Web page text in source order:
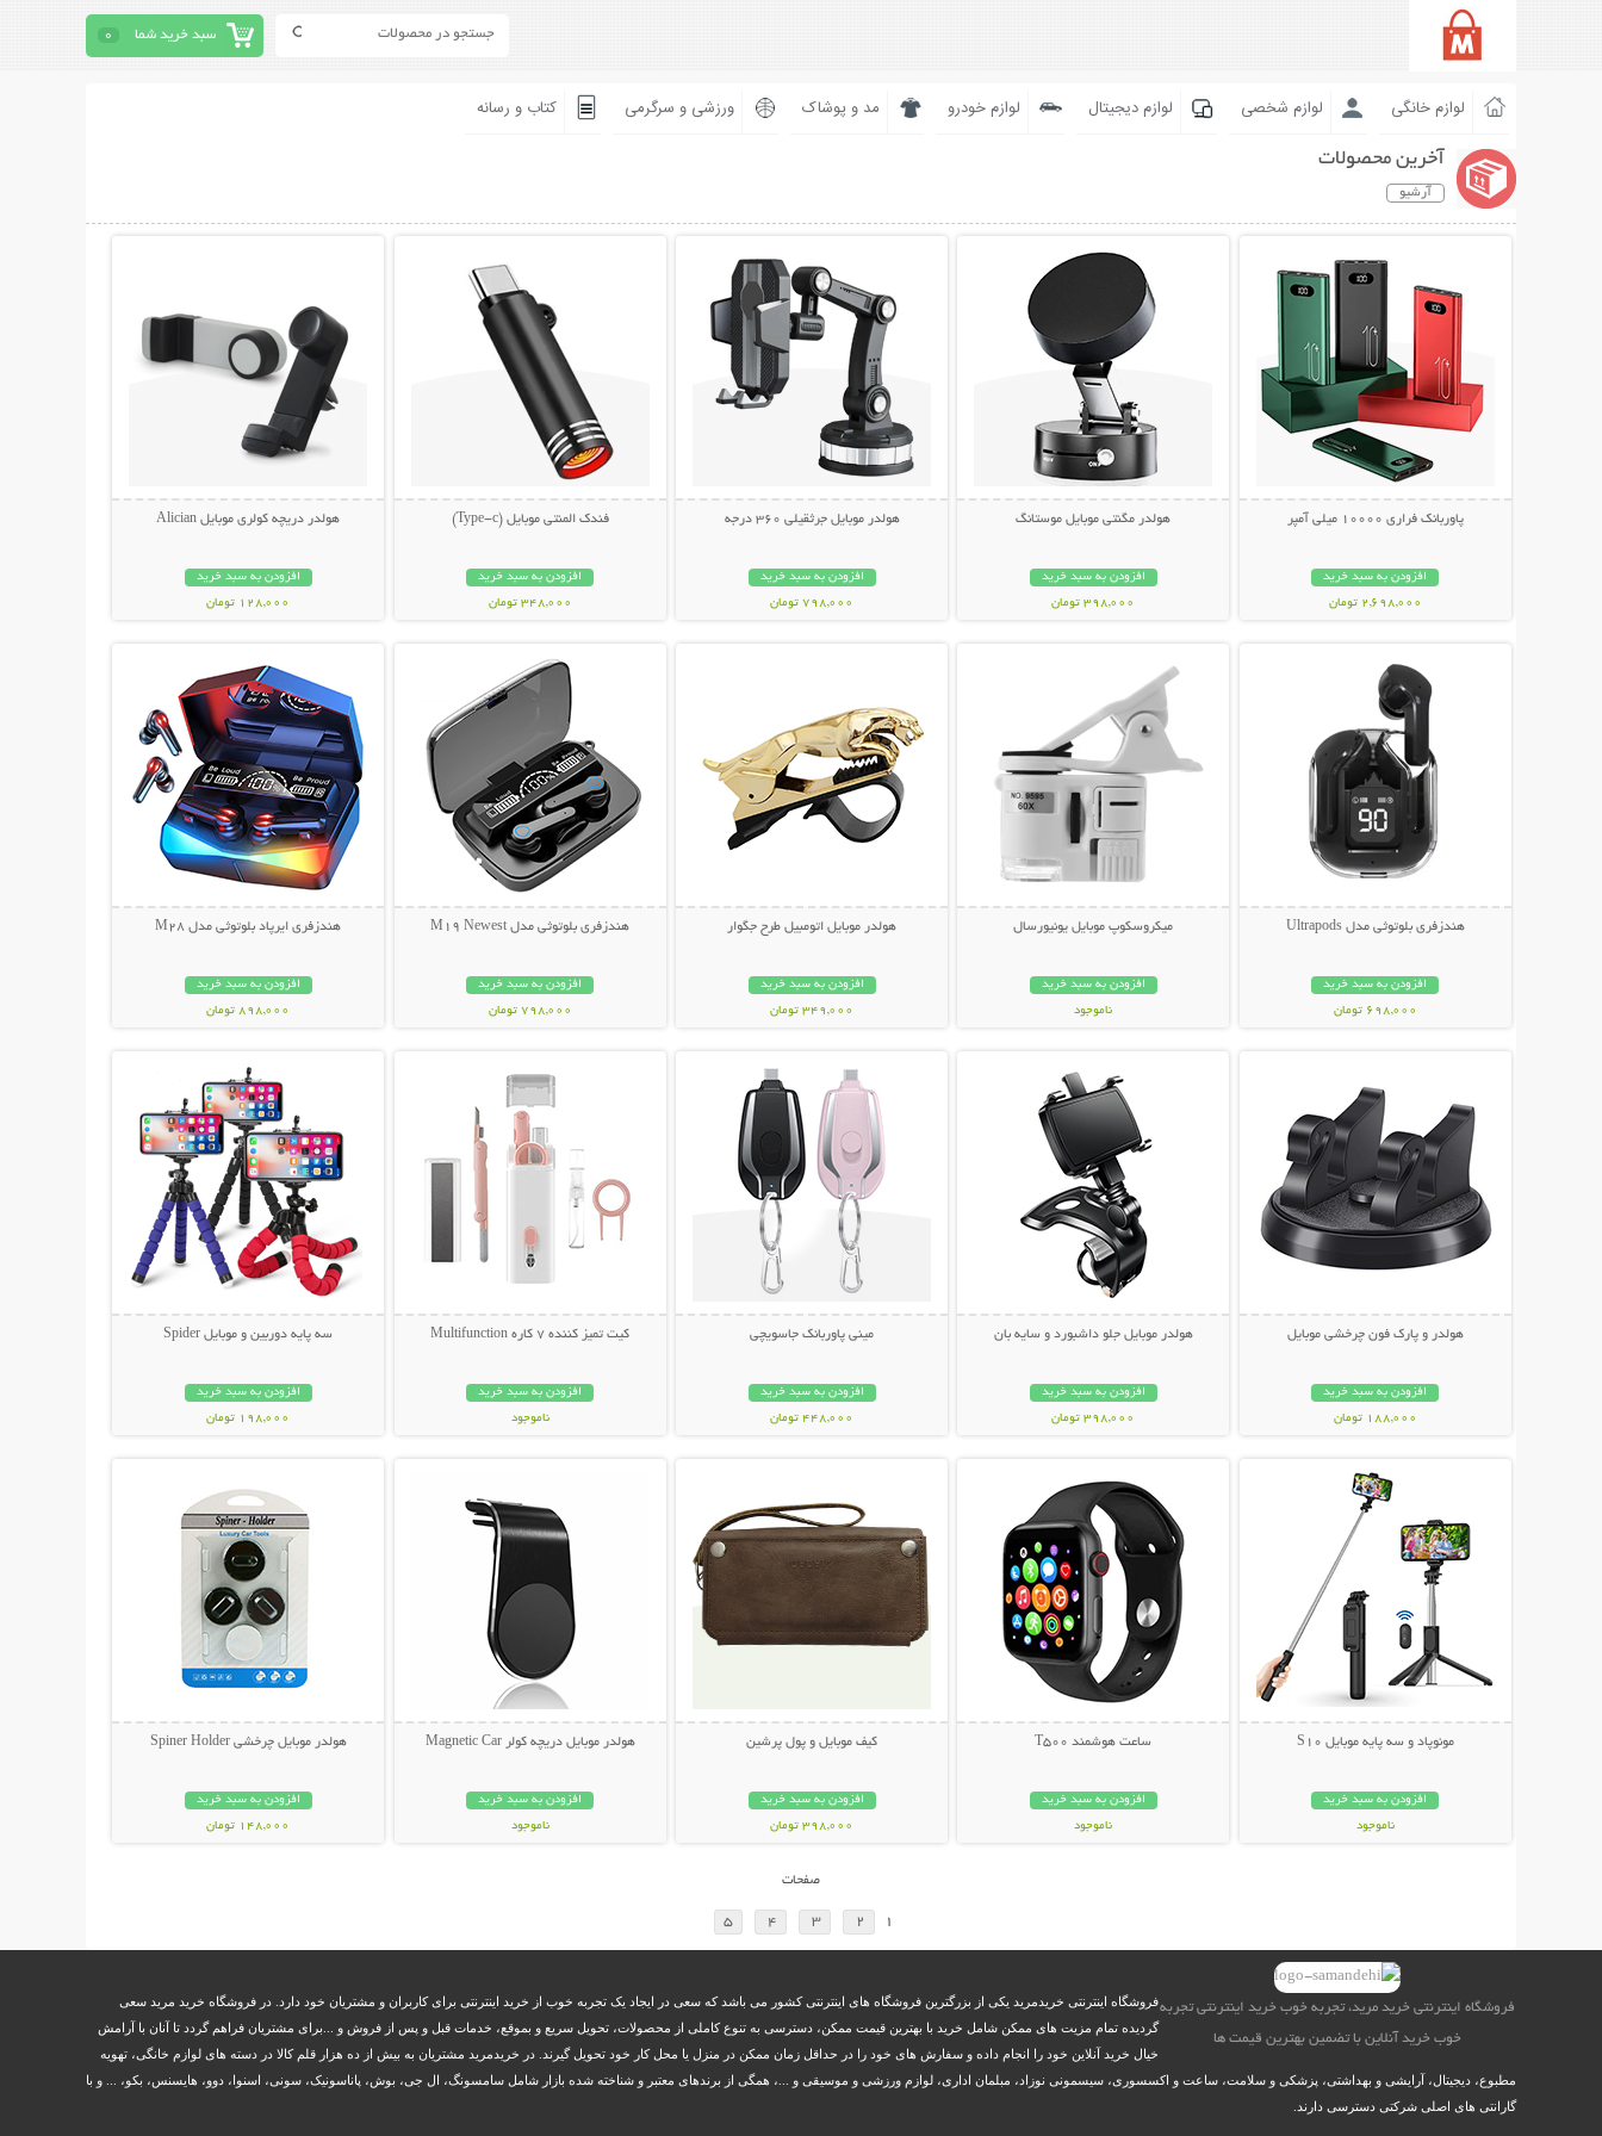
سبد خرید شما 0
لوازم خانگی لوازم شخصی لوازم دیجیتال لوازم خودرو مد و پوشاک ورزشی و سرگرمی کتاب و رسانه
آخرین محصولات
آرشیو
پاوربانک فراری 10000 میلی آمپر
افزودن به سبد خرید
2,698,000 تومان
هولدر مگنتی موبایل موستانگ
افزودن به سبد خرید
398,000 تومان
هولدر موبایل جرثقیلی 360 درجه
افزودن به سبد خرید
798,000 تومان
فندک المنتی موبایل (Type-c)
افزودن به سبد خرید
348,000 تومان
هولدر دریچه کولری موبایل Alician
افزودن به سبد خرید
128,000 تومان
هندزفری بلوتوثی مدل Ultrapods
افزودن به سبد خرید
698,000 تومان
میکروسکوپ موبایل یونیورسال
افزودن به سبد خرید
ناموجود
هولدر موبایل اتومبیل طرح جگوار
افزودن به سبد خرید
349,000 تومان
هندزفری بلوتوثی مدل M19 Newest
افزودن به سبد خرید
798,000 تومان
هندزفری ایرپاد بلوتوثی مدل M28
افزودن به سبد خرید
898,000 تومان
هولدر و پارک فون چرخشی موبایل
افزودن به سبد خرید
188,000 تومان
هولدر موبایل جلو داشبورد و سایه بان
افزودن به سبد خرید
398,000 تومان
مینی پاوربانک جاسویچی
افزودن به سبد خرید
448,000 تومان
کیت تمیز کننده 7 کاره Multifunction
افزودن به سبد خرید
ناموجود
سه پایه دوربین و موبایل Spider
افزودن به سبد خرید
198,000 تومان
مونوپاد و سه پایه موبایل S10
افزودن به سبد خرید
ناموجود
ساعت هوشمند T500
افزودن به سبد خرید
ناموجود
کیف موبایل و پول پرشین
افزودن به سبد خرید
398,000 تومان
هولدر موبایل دریچه کولر Magnetic Car
افزودن به سبد خرید
ناموجود
هولدر موبایل چرخشی Spiner Holder
افزودن به سبد خرید
148,000 تومان
صفحات
1
2
3
4
5
فروشگاه اینترنتی خرید مرید، تجربه خوب خرید اینترنتی تجربه
خوب خرید آنلاین با تضمین بهترین قیمت ها
فروشگاه اینترنتی خریدمرید یکی از بزرگترین فروشگاه های اینترنتی کشور می باشد که سعی در ایجاد یک تجربه خوب از خرید اینترنتی برای کاربران و مشتریان خود دارد. در فروشگاه خرید مرید سعی
گردیده تمام مزیت های ممکن شامل خرید با بهترین قیمت ممکن، دسترسی به تنوع کاملی از محصولات، تحویل سریع و بموقع، خدمات قبل و پس از فروش و ...برای مشتریان فراهم گردد تا آنان با آرامش
خیال خرید آنلاین خود را انجام داده و سفارش های خود را در حداقل زمان ممکن در منزل یا محل کار خود تحویل گیرند. در خریدمرید مشتریان به بیش از ده هزار قلم کالا در دسته های لوازم خانگی، تهویه
مطبوع، دیجیتال، آرایشی و بهداشتی، پزشکی و سلامت، ساعت و اکسسوری، سیسمونی نوزاد، مبلمان اداری، لوازم ورزشی و موسیقی و ...، همگی از برندهای معتبر و شناخته شده بازار شامل سامسونگ، ال جی، بوش، پاناسونیک، سونی، اسنوا، دوو، هایسنس، بکو، ... و با
گارانتی های اصلی شرکتی دسترسی دارند.